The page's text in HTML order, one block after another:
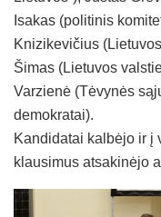
Isakas (politinis
Knizikevičius
Šimas (Lietuvos
Varzienė (Tėvynės
demokratai).
Kandidatai kalbėjo ir į
klausimus atsakinėjo